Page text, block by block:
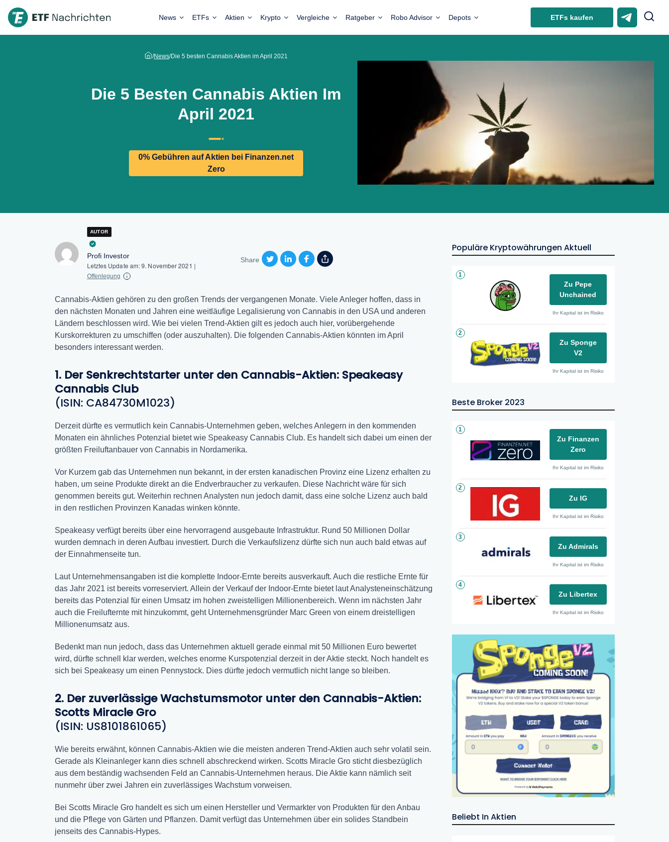
News ETFs Aktien Krypto Vergleiche Ratgeber Robo Advisor Depots ETFs kaufen
/News/Die 5 besten Cannabis Aktien im April 2021
Die 5 Besten Cannabis Aktien Im
April 2021
0% Gebühren auf Aktien bei Finanzen.net
Zero
AUTOR
Profi Investor
Letztes Update am:9. November 2021 |
Offenlegung
Share
Cannabis-Aktien gehören zu den großen Trends der vergangenen Monate. Viele Anleger hoffen, dass in
den nächsten Monaten und Jahren eine weitläufige Legalisierung von Cannabis in den USA und anderen
Ländern beschlossen wird. Wie bei vielen Trend-Aktien gilt es jedoch auch hier, vorübergehende
Kurskorrekturen zu umschiffen (oder auszuhalten). Die folgenden Cannabis-Aktien könnten im April
besonders interessant werden.
1. Der Senkrechtstarter unter den Cannabis-Aktien: Speakeasy
Cannabis Club
(ISIN: CA84730M1023)
Derzeit dürfte es vermutlich kein Cannabis-Unternehmen geben, welches Anlegern in den kommenden
Monaten ein ähnliches Potenzial bietet wie Speakeasy Cannabis Club. Es handelt sich dabei um einen der
größten Freiluftanbauer von Cannabis in Nordamerika.
Vor Kurzem gab das Unternehmen nun bekannt, in der ersten kanadischen Provinz eine Lizenz erhalten zu
haben, um seine Produkte direkt an die Endverbraucher zu verkaufen. Diese Nachricht wäre für sich
genommen bereits gut. Weiterhin rechnen Analysten nun jedoch damit, dass eine solche Lizenz auch bald
in den restlichen Provinzen Kanadas winken könnte.
Speakeasy verfügt bereits über eine hervorragend ausgebaute Infrastruktur. Rund 50 Millionen Dollar
wurden demnach in deren Aufbau investiert. Durch die Verkaufslizenz dürfte sich nun auch bald etwas auf
der Einnahmenseite tun.
Laut Unternehmensangaben ist die komplette Indoor-Ernte bereits ausverkauft. Auch die restliche Ernte für
das Jahr 2021 ist bereits vorreserviert. Allein der Verkauf der Indoor-Ernte bietet laut Analysteneinschätzung
bereits das Potenzial für einen Umsatz im hohen zweistelligen Millionenbereich. Wenn im nächsten Jahr
auch die Freilufternte mit hinzukommt, geht Unternehmensgründer Marc Green von einem dreistelligen
Millionenumsatz aus.
Bedenkt man nun jedoch, dass das Unternehmen aktuell gerade einmal mit 50 Millionen Euro bewertet
wird, dürfte schnell klar werden, welches enorme Kurspotenzial derzeit in der Aktie steckt. Noch handelt es
sich bei Speakeasy um einen Pennystock. Dies dürfte jedoch vermutlich nicht lange so bleiben.
2. Der zuverlässige Wachstumsmotor unter den Cannabis-Aktien:
Scotts Miracle Gro
(ISIN: US8101861065)
Wie bereits erwähnt, können Cannabis-Aktien wie die meisten anderen Trend-Aktien auch sehr volatil sein.
Gerade als Kleinanleger kann dies schnell abschreckend wirken. Scotts Miracle Gro sticht diesbezüglich
aus dem beständig wachsenden Feld an Cannabis-Unternehmen heraus. Die Aktie kann nämlich seit
nunmehr über zwei Jahren ein zuverlässiges Wachstum vorweisen.
Bei Scotts Miracle Gro handelt es sich um einen Hersteller und Vermarkter von Produkten für den Anbau
und die Pflege von Gärten und Pflanzen. Damit verfügt das Unternehmen über ein solides Standbein
jenseits des Cannabis-Hypes.
Populäre Kryptowährungen Aktuell
1
Zu Pepe
Unchained
Ihr Kapital ist im Risiko
2
Zu Sponge
V2
Ihr Kapital ist im Risiko
Beste Broker 2023
1
Zu Finanzen
Zero
Ihr Kapital ist im Risiko
2
Zu IG
Ihr Kapital ist im Risiko
3
Zu Admirals
Ihr Kapital ist im Risiko
4
Zu Libertex
Ihr Kapital ist im Risiko
Beliebt In Aktien